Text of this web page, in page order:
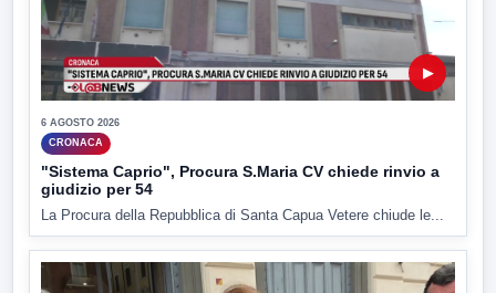
▶
6 AGOSTO 2026
CRONACA
"Sistema Caprio", Procura S.Maria CV chiede rinvio a
giudizio per 54
La Procura della Repubblica di Santa Capua Vetere chiude le...